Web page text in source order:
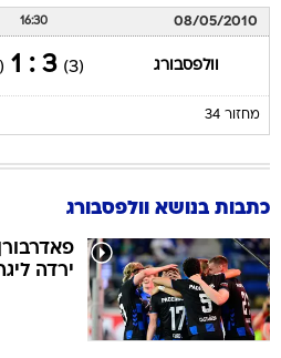
08/05/2010
16:30
וולפסבורג (3)
3 : 1
מחזור 34
כתבות בנושא וולפסבורג
ירדה